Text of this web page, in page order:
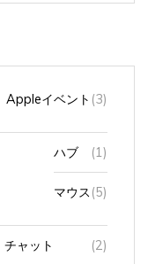
Appleイベント (3)
ハブ (1)
マウス (5)
チャット (2)